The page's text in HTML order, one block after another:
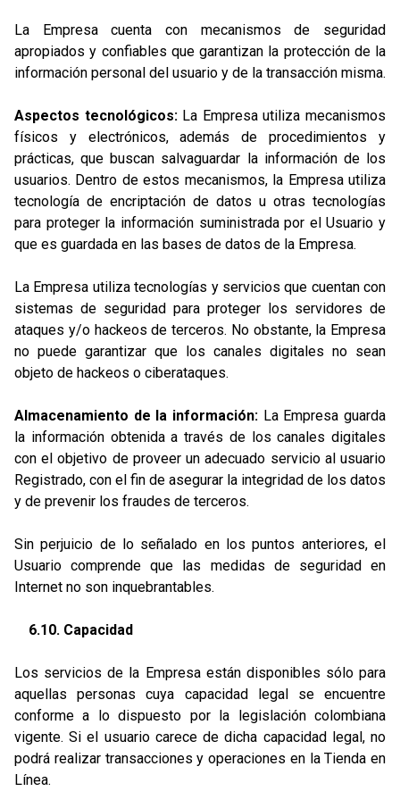
La Empresa cuenta con mecanismos de seguridad
apropiados y confiables que garantizan la protección de la
información personal del usuario y de la transacción misma.
Aspectos tecnológicos:La Empresa utiliza mecanismos
físicos y electrónicos, además de procedimientos y
prácticas, que buscan salvaguardar la información de los
usuarios. Dentro de estos mecanismos, la Empresa utiliza
tecnología de encriptación de datos u otras tecnologías
para proteger la información suministrada por el Usuario y
que es guardada en las bases de datos de la Empresa.
La Empresa utiliza tecnologías y servicios que cuentan con
sistemas de seguridad para proteger los servidores de
ataques y/o hackeos de terceros. No obstante, la Empresa
no puede garantizar que los canales digitales no sean
objeto de hackeos o ciberataques.
Almacenamiento de la información: La Empresa guarda
la información obtenida a través de los canales digitales
con el objetivo de proveer un adecuado servicio al usuario
Registrado, con el fin de asegurar la integridad de los datos
y de prevenir los fraudes de terceros.
Sin perjuicio de lo señalado en los puntos anteriores, el
Usuario comprende que las medidas de seguridad en
Internet no son inquebrantables.
6.10. Capacidad
Los servicios de la Empresa están disponibles sólo para
aquellas personas cuya capacidad legal se encuentre
conforme a lo dispuesto por la legislación colombiana
vigente. Si el usuario carece de dicha capacidad legal, no
podrá realizar transacciones y operaciones en la Tienda en
Línea.